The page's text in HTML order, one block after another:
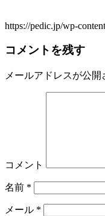
https://pedic.jp/wp-
コメントを残す
メールアドレスが公開
コメント
名前 *
メール *